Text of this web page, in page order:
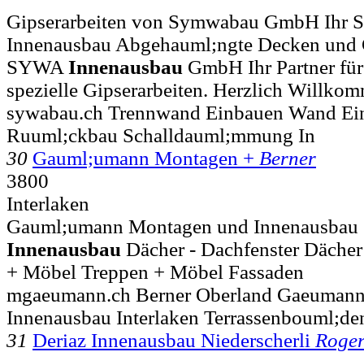
Gipserarbeiten von Symwabau GmbH Ihr
Innenausbau Abgehauml;ngte Decken und
SYWA Innenausbau GmbH Ihr Partner
spezielle Gipserarbeiten. Herzlich
sywabau.ch Trennwand Einbauen Wand
Ruuml;ckbau Schalldauml;mmung In
30 Gauml;umann Montagen + Berner
3800
Interlaken
Gauml;umann Montagen und
Innenausbau Dächer - Dachfenster
+ Möbel Treppen + Möbel Fassaden
mgaeumann.ch Berner Oberland
Innenausbau Interlaken
31 Deriaz Innenausbau Niederscherli